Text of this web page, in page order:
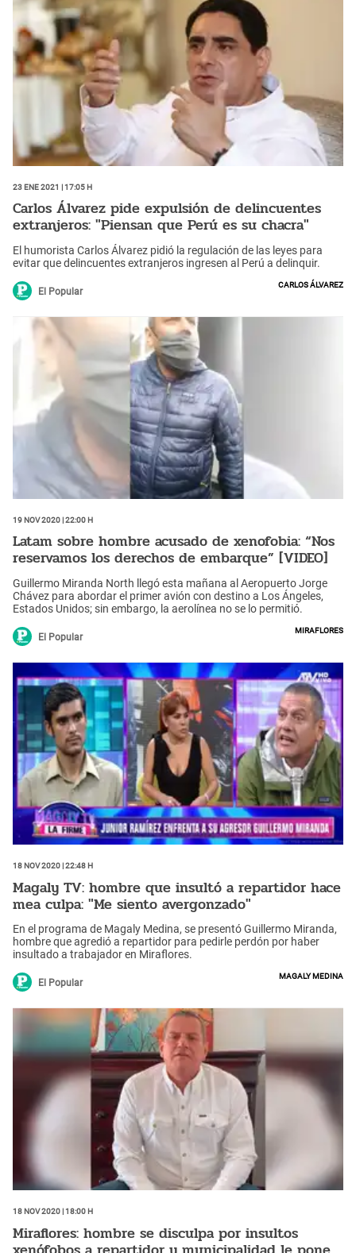
23 Ene 2021 | 17:05 h
Carlos Álvarez pide expulsión de delincuentes
extranjeros: "Piensan que Perú es su chacra"
El humorista Carlos Álvarez pidió la regulación de las leyes para
evitar que delincuentes extranjeros ingresen al Perú a delinquir.
El Popular
Carlos Álvarez
19 Nov 2020 | 22:00 h
Latam sobre hombre acusado de xenofobia: “Nos
reservamos los derechos de embarque” [VIDEO]
Guillermo Miranda North llegó esta mañana al Aeropuerto Jorge
Chávez para abordar el primer avión con destino a Los Ángeles,
Estados Unidos; sin embargo, la aerolínea no se lo permitió.
El Popular
Miraflores
18 Nov 2020 | 22:48 h
Magaly TV: hombre que insultó a repartidor hace
mea culpa: "Me siento avergonzado"
En el programa de Magaly Medina, se presentó Guillermo Miranda,
hombre que agredió a repartidor para pedirle perdón por haber
insultado a trabajador en Miraflores.
El Popular
Magaly Medina
18 Nov 2020 | 18:00 h
Miraflores: hombre se disculpa por insultos